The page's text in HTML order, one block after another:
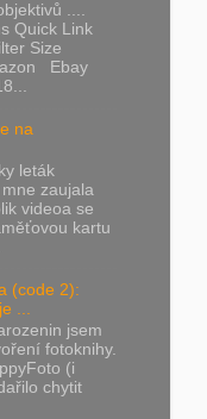
....
Quick Link
Size
Ebay
na
leták
zaujala
videoa se
kartu
(code 2):
...
jsem
fotoknihy.
(i
chytit